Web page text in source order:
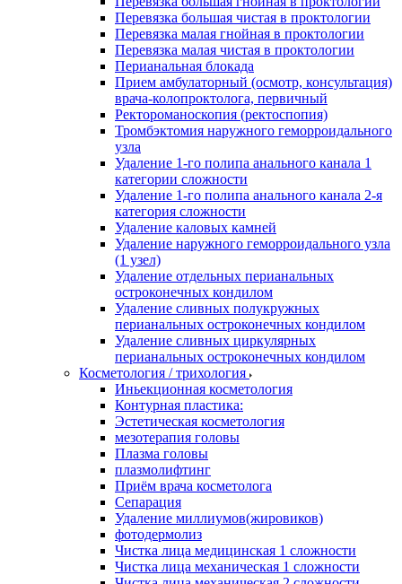
Перевязка большая чистая в проктологии
Перевязка малая гнойная в проктологии
Перевязка малая чистая в проктологии
Перианальная блокада
Прием амбулаторный (осмотр, консультация)
врача-колопроктолога, первичный
Ректороманоскопия (ректоспопия)
Тромбэктомия наружного геморроидального
узла
Удаление 1-го полипа анального канала 1
категории сложности
Удаление 1-го полипа анального канала 2-я
категория сложности
Удаление каловых камней
Удаление наружного геморроидального узла
(1 узел)
Удаление отдельных перианальных
остроконечных кондилом
Удаление сливных полукружных
перианальных остроконечных кондилом
Удаление сливных циркулярных
перианальных остроконечных кондилом
Косметология / трихология
Иньекционная косметология
Контурная пластика:
Эстетическая косметология
мезотерапия головы
Плазма головы
плазмолифтинг
Приём врача косметолога
Сепарация
Удаление миллиумов(жировиков)
фотодермолиз
Чистка лица медицинская 1 сложности
Чистка лица механическая 1 сложности